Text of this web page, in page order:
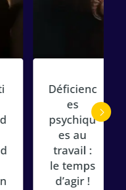
Déficienc
psychiqu
es au
travail :
le temps
d’agir !